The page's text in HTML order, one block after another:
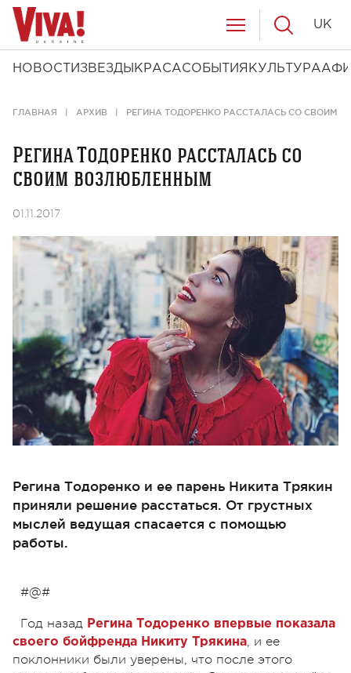
НОВОСТИ ЗВЕЗДЫ КРАСАСОБЫТИЯ КУЛЬТУРА
UK
ГЛАВНАЯ АРХИВ РЕГИНА ТОДОРЕНКО РАССТАЛАСЬ СО СВОИМ
Регина Тодоренко рассталась со
своим возлюбленным
01.11.2017
Регина Тодоренко и ее парень Никита Трякин
приняли решение расстаться. От грустных
мыслей ведущая спасается с помощью
работы.
#@#
Год назад Регина Тодоренко впервые показала
своего бойфренда Никиту Трякина, и ее
поклонники были уверены, что после этого